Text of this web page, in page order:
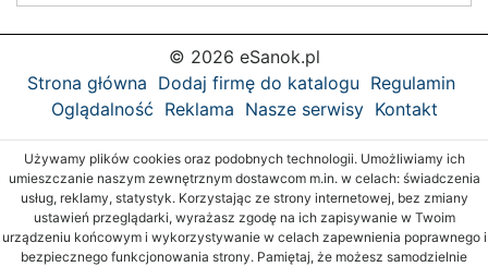
© 2026 eSanok.pl
Strona główna Dodaj firmę do katalogu Regulamin
Oglądalność Reklama Nasze serwisy Kontakt
Używamy plików cookies oraz podobnych technologii. Umożliwiamy ich
umieszczanie naszym zewnętrznym dostawcom m.in. w celach: świadczenia
usług, reklamy, statystyk. Korzystając ze strony internetowej, bez zmiany
ustawień przeglądarki, wyrażasz zgodę na ich zapisywanie w Twoim
urządzeniu końcowym i wykorzystywanie w celach zapewnienia poprawnego i
bezpiecznego funkcjonowania strony. Pamiętaj, że możesz samodzielnie